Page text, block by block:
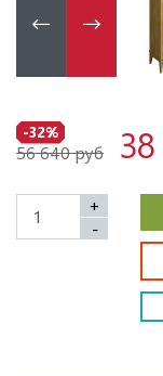
-32%
56 640 руб
+
-